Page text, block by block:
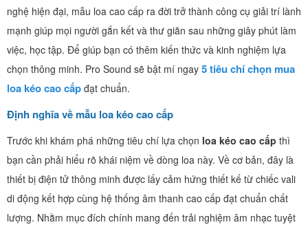
nghệ hiện đại, mẫu loa cao cấp ra đời trở thành công cụ giải trí lành
mạnh giúp mọi người gắn kết và thư giãn sau những giây phút làm
việc, học tập. Để giúp bạn có thêm kiến thức và kinh nghiệm lựa
chọn thông minh. Pro Sound sẽ bật mí ngay 5 tiêu chí chọn mua
loa kéo cao cấp đạt chuẩn.
Định nghĩa về mẫu loa kéo cao cấp
Trước khi khám phá những tiêu chí lựa chọn loa kéo cao cấp thì
bạn cần phải hiểu rõ khái niệm về dòng loa này. Về cơ bản, đây là
thiết bị điện tử thông minh được lấy cảm hứng thiết kế từ chiếc vali
di động kết hợp cùng hệ thống âm thanh cao cấp đạt chuẩn chất
lượng. Nhằm mục đích chính mang đến trải nghiệm âm nhạc tuyệt